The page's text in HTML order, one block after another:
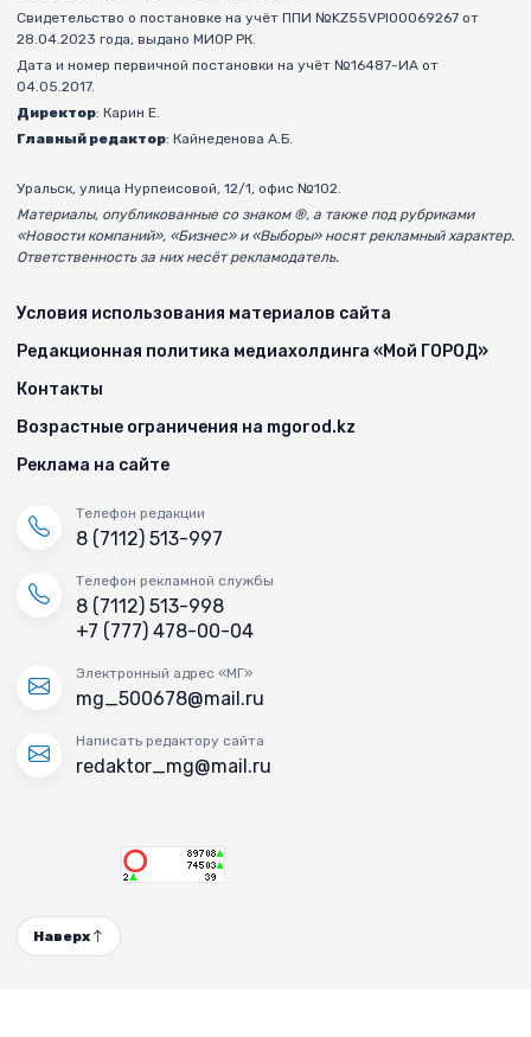
Свидетельство о постановке на учёт ППИ №KZ55VPI00069267 от
28.04.2023 года, выдано МИОР РК.
Дата и номер первичной постановки на учёт №16487-ИА от
04.05.2017.
Директор: Карин Е.
Главный редактор: Кайнеденова А.Б.
Уральск, улица Нурпеисовой, 12/1, офис №102.
Материалы, опубликованные со знаком ®, а также под рубриками
«Новости компаний», «Бизнес» и «Выборы» носят рекламный характер.
Ответственность за них несёт рекламодатель.
Условия использования материалов сайта
Редакционная политика медиахолдинга «Мой ГОРОД»
Контакты
Возрастные ограничения на mgorod.kz
Реклама на сайте
Телефон редакции
8 (7112) 513-997
Телефон рекламной службы
8 (7112) 513-998
+7 (777) 478-00-04
Электронный адрес «МГ»
mg_500678@mail.ru
Написать редактору сайта
redaktor_mg@mail.ru
Наверх